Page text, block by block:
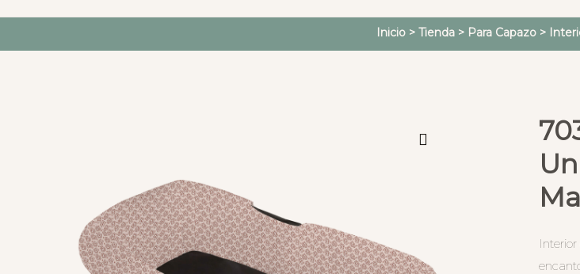
Inicio> Tienda> Para Capazo>